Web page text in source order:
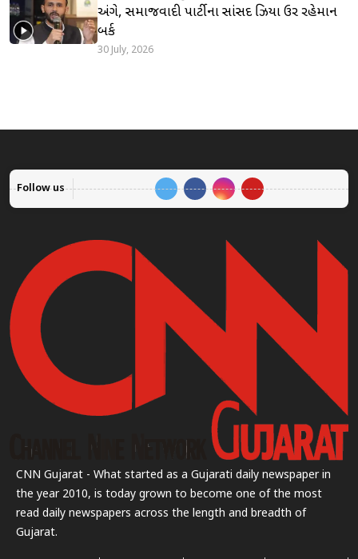
અંગે, સમાજવાદી પાર્ટીના સાંસદ ઝિયા ઉર રહેમાન
બર્ક
30 July, 2026
Follow us
CNN Gujarat - What started as a Gujarati daily newspaper in
the year 2010, is today grown to become one of the most
read daily newspapers across the length and breadth of
Gujarat.